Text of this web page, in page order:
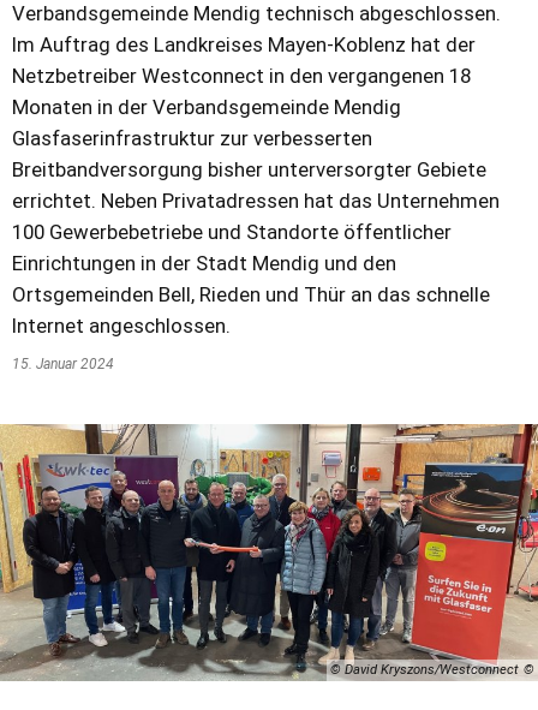
Verbandsgemeinde Mendig technisch abgeschlossen.
Im Auftrag des Landkreises Mayen-Koblenz hat der
Netzbetreiber Westconnect in den vergangenen 18
Monaten in der Verbandsgemeinde Mendig
Glasfaserinfrastruktur zur verbesserten
Breitbandversorgung bisher unterversorgter Gebiete
errichtet. Neben Privatadressen hat das Unternehmen
100 Gewerbebetriebe und Standorte öffentlicher
Einrichtungen in der Stadt Mendig und den
Ortsgemeinden Bell, Rieden und Thür an das schnelle
Internet angeschlossen.
15. Januar 2024
© David Kryszons/Westconnect